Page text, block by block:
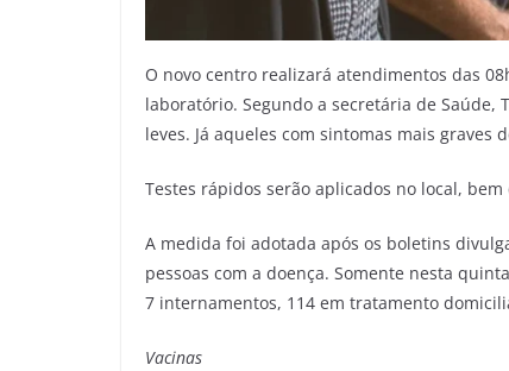
O novo centro realizará atendimentos das
laboratório. Segundo a secretária de Saúde,
leves. Já aqueles com sintomas mais
Testes rápidos serão aplicados no local,
A medida foi adotada após os boletins
pessoas com a doença. Somente nesta
7 internamentos, 114 em tratamento
Vacinas